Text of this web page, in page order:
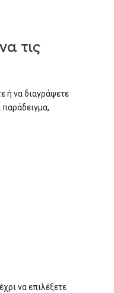
τις
ή να διαγράψετε
να επιλέξετε